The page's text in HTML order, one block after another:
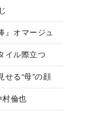
』オマージュ
イル際立つ
る“母”の顔
村倫也